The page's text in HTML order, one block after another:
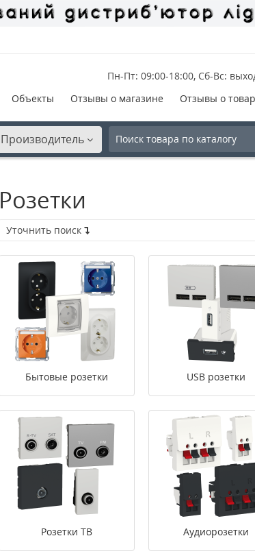
Пн-Пт: 09:00-18:00, Сб-Вс:
Объекты
Отзывы о магазине Отзывы о
Производитель
Розетки
Уточнить поиск
Бытовые розетки USB розетки
Розетки ТВ Аудиорозетки